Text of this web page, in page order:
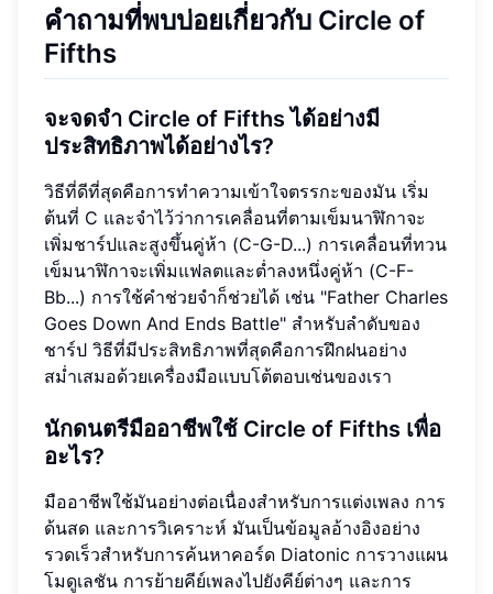
คำถามที่พบบ่อยเกี่ยวกับ Circle of
Fifths
จะจดจำ Circle of Fifths ได้อย่างมี
ประสิทธิภาพได้อย่างไร?
วิธีที่ดีที่สุดคือการทำความเข้าใจตรรกะของมัน เริ่ม
ต้นที่ C และจำไว้ว่าการเคลื่อนที่ตามเข็มนาฬิกาจะ
เพิ่มชาร์ปและสูงขึ้นคู่ห้า (C-G-D...) การเคลื่อนที่ทวน
เข็มนาฬิกาจะเพิ่มแฟลตและต่ำลงหนึ่งคู่ห้า (C-F-
Bb...) การใช้คำช่วยจำก็ช่วยได้ เช่น "Father Charles
Goes Down And Ends Battle" สำหรับลำดับของ
ชาร์ป วิธีที่มีประสิทธิภาพที่สุดคือการฝึกฝนอย่าง
สม่ำเสมอด้วยเครื่องมือแบบโต้ตอบเช่นของเรา
นักดนตรีมืออาชีพใช้ Circle of Fifths เพื่อ
อะไร?
มืออาชีพใช้มันอย่างต่อเนื่องสำหรับการแต่งเพลง การ
ด้นสด และการวิเคราะห์ มันเป็นข้อมูลอ้างอิงอย่าง
รวดเร็วสำหรับการค้นหาคอร์ด Diatonic การวางแผน
โมดูเลชัน การย้ายคีย์เพลงไปยังคีย์ต่างๆ และการ